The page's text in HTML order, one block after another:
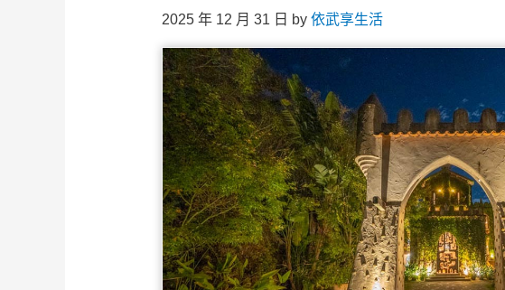
2025 年 12 月 31 日 by 依武享生活